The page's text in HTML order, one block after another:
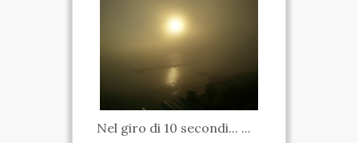
Nel giro di 10 secondi... ...